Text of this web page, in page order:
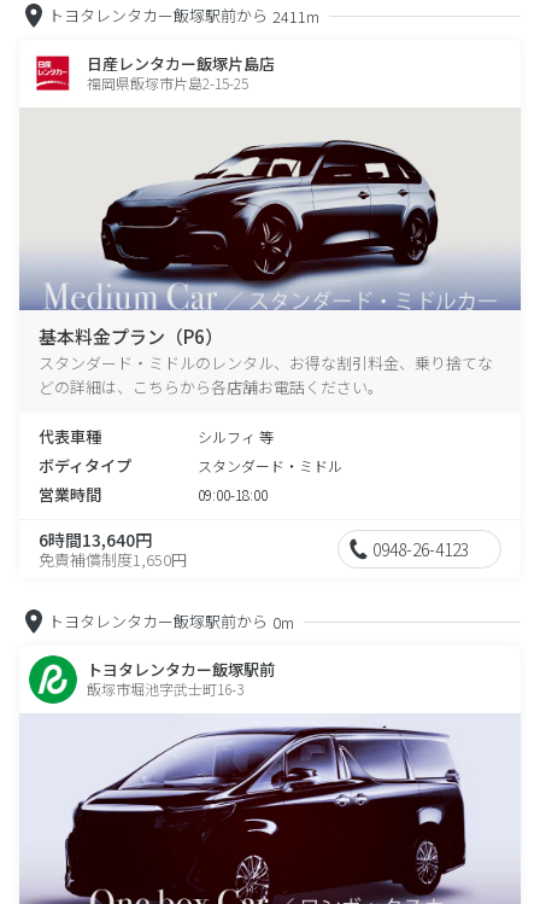
トヨタレンタカー飯塚駅前から 2411m
日産レンタカー飯塚片島店
福岡県飯塚市片島2-15-25
基本料金プラン（P6）
スタンダード・ミドルのレンタル、お得な割引料金、乗り捨てな
どの詳細は、こちらから各店舗お電話ください。
代表車種 シルフィ 等
ボディタイプ スタンダード・ミドル
営業時間 09:00-18:00
6時間13,640円
免責補償制度1,650円 0948-26-4123
トヨタレンタカー飯塚駅前から 0m
トヨタレンタカー飯塚駅前
飯塚市堀池字武士町16-3